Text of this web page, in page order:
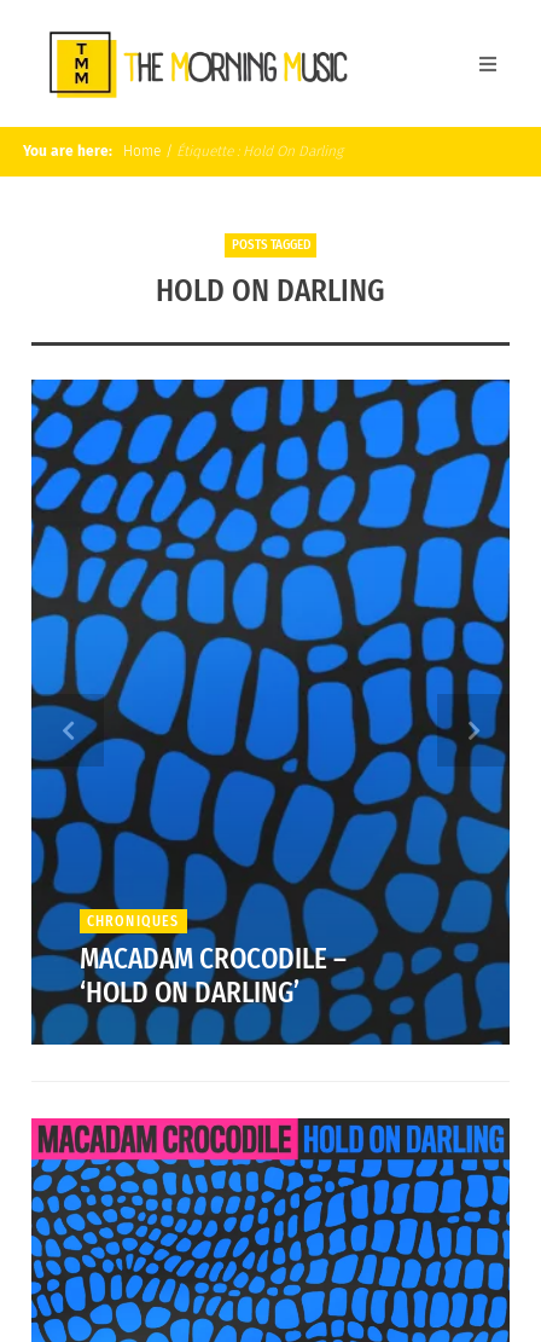
You are here: Home / Étiquette : Hold On Darling
POSTS TAGGED
HOLD ON DARLING
CHRONIQUES
MACADAM CROCODILE –
‘HOLD ON DARLING’